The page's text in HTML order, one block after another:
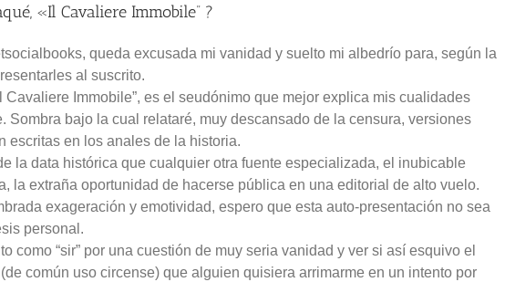
«Il Cavaliere Immobile” ?
queda excusada mi vanidad y suelto mi albedrío para, según la
al suscrito.
Cavaliere Immobile”, es el seudónimo que mejor explica mis cualidades
Sombra bajo la cual relataré, muy descansado de la censura, versiones
escritas en los anales de la historia.
la data histórica que cualquier otra fuente especializada, el inubicable
la extraña oportunidad de hacerse pública en una editorial de alto vuelo.
exageración y emotividad, espero que esta auto-presentación no sea
personal.
como “sir” por una cuestión de muy seria vanidad y ver si así esquivo el
(de común uso circense) que alguien quisiera arrimarme en un intento por